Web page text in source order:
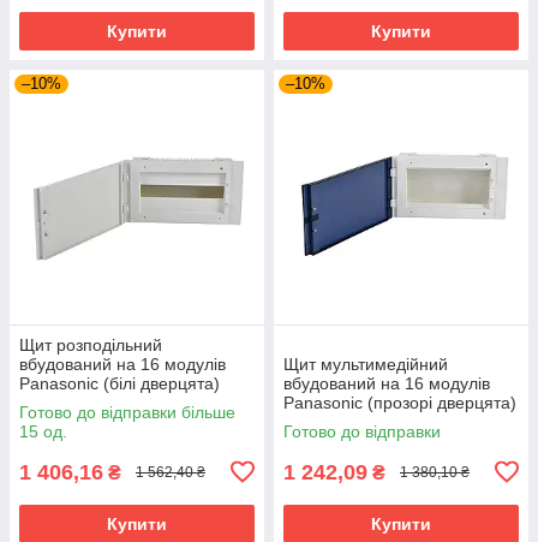
Купити Купити
–10%
Щит розподільний
вбудований на 16 модулів
Panasonic (білі дверцята)
Готово до відправки більше
15 од.
1 406,16 ₴ 1 562,40 ₴
Купити
–10%
Щит мультимедійний
вбудований на 16 модулів
Panasonic (прозорі дверцята)
Готово до відправки
1 242,09 ₴ 1 380,10 ₴
Купити